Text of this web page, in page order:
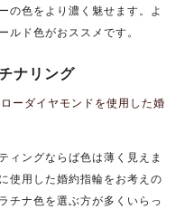
の色をより濃く魅せます。よ
ルド色がおススメです。
ナリング
ィングならば色は薄く見えま
使用した婚約指輪をお考えの
チナ色を選ぶ方が多くいらっ